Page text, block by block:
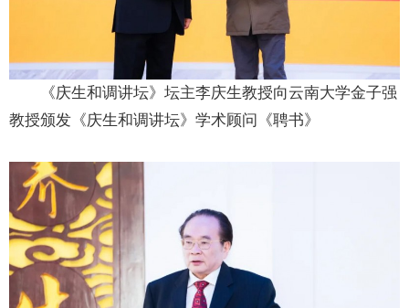
《庆生和调讲坛》坛主李庆生教授向云南大学金子强
教授颁发《庆生和调讲坛》学术顾问《聘书》